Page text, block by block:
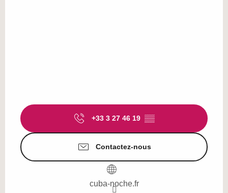
+33 3 27 46 19 ▒▒
Contactez-nous
cuba-noche.fr